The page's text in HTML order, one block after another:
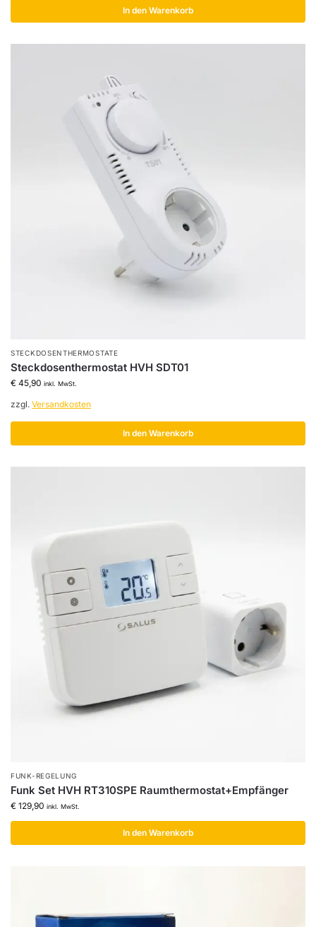
In den Warenkorb
STECKDOSENTHERMOSTATE
Steckdosenthermostat HVH SDT01
€ 45,90 inkl. MwSt.
zzgl. Versandkosten
In den Warenkorb
FUNK-REGELUNG
Funk Set HVH RT310SPE Raumthermostat+Empfänger
€ 129,90 inkl. MwSt.
In den Warenkorb